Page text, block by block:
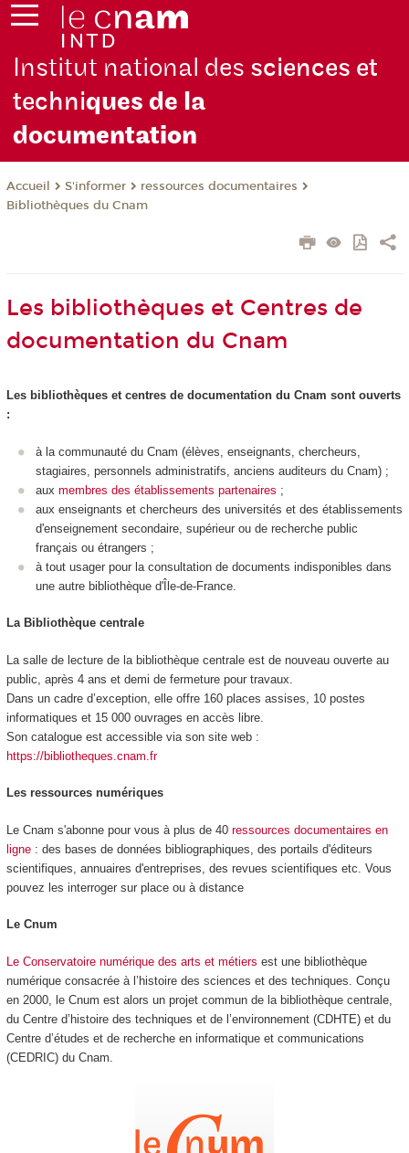
Institut national des sciences et
techniques de la
documentation
Accueil S'informer
ressources documentaires
Bibliothèques du Cnam
Les bibliothèques et Centres de
documentation du Cnam
Les bibliothèques et centres de documentation du Cnam sont ouverts
:
à la communauté du Cnam (élèves, enseignants, chercheurs,
stagiaires, personnels administratifs, anciens auditeurs du Cnam) ;
aux membres des établissements partenaires ;
aux enseignants et chercheurs des universités et des établissements
d'enseignement secondaire, supérieur ou de recherche public
français ou étrangers ;
à tout usager pour la consultation de documents indisponibles dans
une autre bibliothèque d'Île-de-France.
La Bibliothèque centrale
La salle de lecture de la bibliothèque centrale est de nouveau ouverte au
public, après 4 ans et demi de fermeture pour travaux.
Dans un cadre d’exception, elle offre 160 places assises, 10 postes
informatiques et 15 000 ouvrages en accès libre.
Son catalogue est accessible via son site web :
https://bibliotheques.cnam.fr
Les ressources numériques
Le Cnam s'abonne pour vous à plus de 40 ressources documentaires en
ligne: des bases de données bibliographiques, des portails d'éditeurs
scientifiques, annuaires d'entreprises, des revues scientifiques etc. Vous
pouvez les interroger sur place ou à distance
Le Cnum
Le Conservatoire numérique des arts et métiers est une bibliothèque
numérique consacrée à l’histoire des sciences et des techniques. Conçu
en 2000, le Cnum est alors un projet commun de la bibliothèque centrale,
du Centre d’histoire des techniques et de l’environnement (CDHTE) et du
Centre d’études et de recherche en informatique et communications
(CEDRIC) du Cnam.